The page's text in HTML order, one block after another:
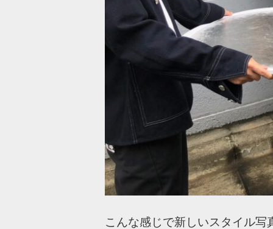
こんな感じで新しいスタイル